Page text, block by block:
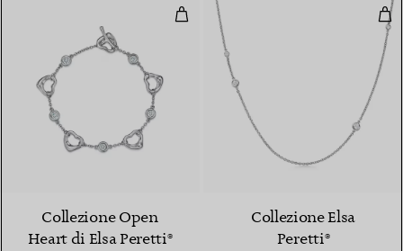
Bracciale in platino
3 Materiali
Collezione Open
Heart di Elsa Peretti®
Collezione Elsa
Peretti®